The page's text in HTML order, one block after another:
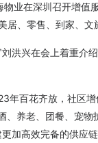
业在深圳召开增值
居、零售、到家、文
洪兴在会上着重介
年百花齐放，社区
养老、团餐、宠
加高效完备的供应链